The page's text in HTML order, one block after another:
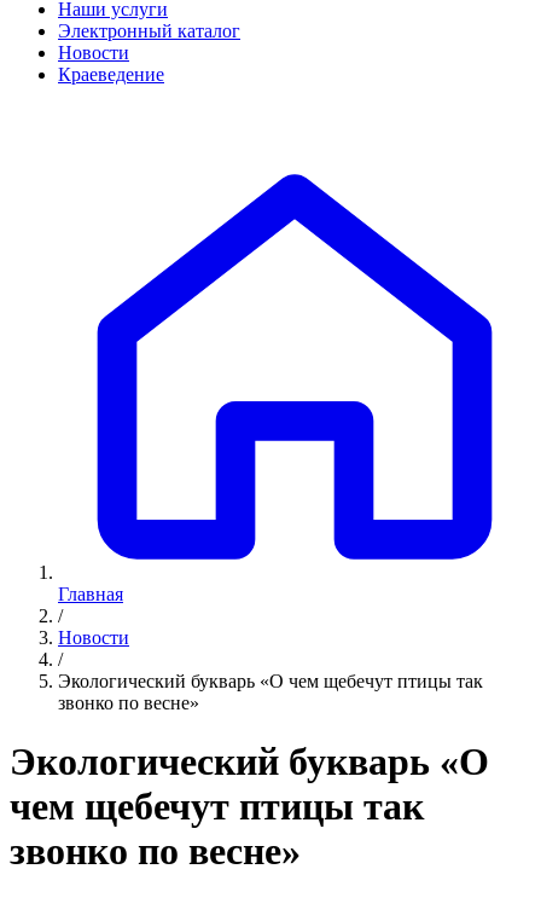
Наши услуги
Электронный каталог
Новости
Краеведение
Главная
/
Новости
/
Экологический букварь «О чем щебечут птицы так
звонко по весне»
Экологический букварь «О
чем щебечут птицы так
звонко по весне»